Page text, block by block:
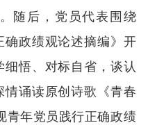
随后，党员代表围绕
确政绩观论述摘编》开
悟、对标自省，谈认
诵读原创诗歌《青春
青年党员践行正确政绩